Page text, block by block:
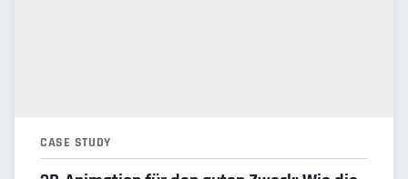
CASE STUDY